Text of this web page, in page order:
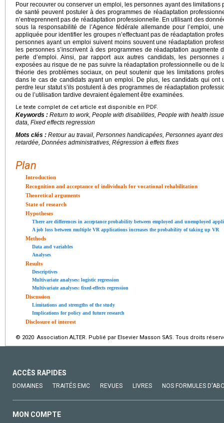
Pour recouvrer ou conserver un emploi, les personnes ayant des
de santé peuvent postuler à des programmes de réadaptation
n’entreprennent pas de réadaptation professionnelle. En utilisant des
sous la responsabilité de l’Agence fédérale allemande pour l’emploi,
appliquée pour identifier les groupes n’effectuant pas de réadaptation
personnes ayant un emploi suivent moins souvent une réadaptation
les personnes s’inscrivent à des programmes de réadaptation augmente
perte d’emploi. Ainsi, par rapport aux autres candidats, les
exposées au risque de ne pas suivre la réadaptation professionnelle ou de
théorie des problèmes sociaux, on peut soutenir que les limitations
dans le cas de candidats ayant un emploi. De plus, les candidats qui ont
perdre leur statut s’ils postulent à des programmes de réadaptation
ou de l’utilisation tardive devraient également être examinées.
Le texte complet de cet article est disponible en PDF.
Keywords : Return to work, People with disabilities, People with health
data, Fixed effects regression
Mots clés : Retour au travail, Personnes handicapées, Personnes ayant
retardée, Données administratives, Régression à effets fixes
Plan
Introduction
Recognition and acceptance of individuals for vocational rehabilitation
Theoretical arguments
State of research
Hypotheses
There are differences in acceptance probability between employed and unemployed
A job loss between multiple VR applications increases the probability of taking up VR
Methods
Data and variables
Analyses
Results
Descriptives
Multivariate analyses: logistic regression
Multivariate analyses: fixed-effects regression
Discussion
Limitations and strengths of the study
Implications for policy and future research
Disclosure of interest
© 2020 Association ALTER. Publié par Elsevier Masson SAS. Tous droits
ACCÈS RAPIDES
DOMAINES TRAITÉS EMC REVUES LIVRES NOS FORMULES
MON COMPTE